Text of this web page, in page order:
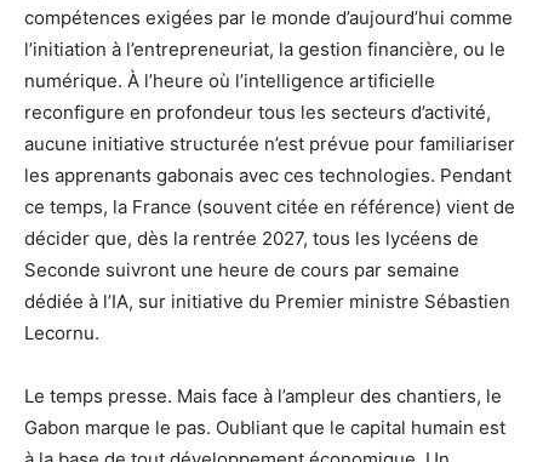
compétences exigées par le monde d’aujourd’hui comme
l’initiation à l’entrepreneuriat, la gestion financière, ou le
numérique. À l’heure où l’intelligence artificielle
reconfigure en profondeur tous les secteurs d’activité,
aucune initiative structurée n’est prévue pour familiariser
les apprenants gabonais avec ces technologies. Pendant
ce temps, la France (souvent citée en référence) vient de
décider que, dès la rentrée 2027, tous les lycéens de
Seconde suivront une heure de cours par semaine
dédiée à l’IA, sur initiative du Premier ministre Sébastien
Lecornu.
Le temps presse. Mais face à l’ampleur des chantiers, le
Gabon marque le pas. Oubliant que le capital humain est